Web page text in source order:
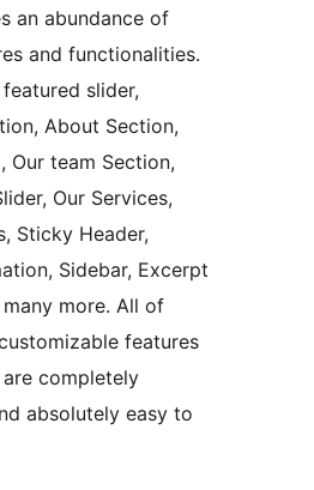
an abundance of
and functionalities.
slider,
About Section,
Our team Section,
Our Services,
Sticky Header,
Sidebar, Excerpt
more. All of
features
completely
absolutely easy to